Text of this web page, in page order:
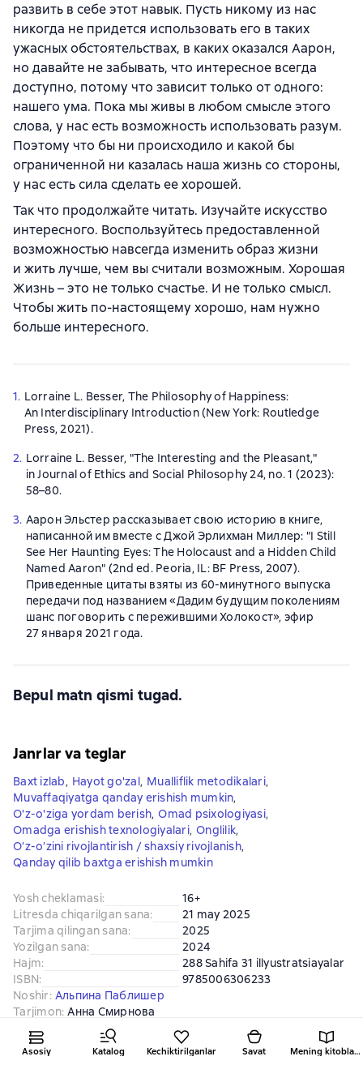
Asosiy Katalog Kechiktirilganlar Savat Mening kitoblarim
развить в себе этот навык. Пусть никому из нас
никогда не придется использовать его в таких
ужасных обстоятельствах, в каких оказался Аарон,
но давайте не забывать, что интересное всегда
доступно, потому что зависит только от одного:
нашего ума. Пока мы живы в любом смысле этого
слова, у нас есть возможность использовать разум.
Поэтому что бы ни происходило и какой бы
ограниченной ни казалась наша жизнь со стороны,
у нас есть сила сделать ее хорошей.
Так что продолжайте читать. Изучайте искусство
интересного. Воспользуйтесь предоставленной
возможностью навсегда изменить образ жизни
и жить лучше, чем вы считали возможным. Хорошая
Жизнь – это не только счастье. И не только смысл.
Чтобы жить по-настоящему хорошо, нам нужно
больше интересного.
1. Lorraine L. Besser, The Philosophy of Happiness:
An Interdisciplinary Introduction (New York: Routledge
Press, 2021).
2. Lorraine L. Besser, "The Interesting and the Pleasant,"
in Journal of Ethics and Social Philosophy 24, no. 1 (2023):
58–80.
3. Аарон Эльстер рассказывает свою историю в книге,
написанной им вместе с Джой Эрлихман Миллер: "I Still
See Her Haunting Eyes: The Holocaust and a Hidden Child
Named Aaron" (2nd ed. Peoria, IL: BF Press, 2007).
Приведенные цитаты взяты из 60-минутного выпуска
передачи под названием «Дадим будущим поколениям
шанс поговорить с пережившими Холокост», эфир
27 января 2021 года.
Bepul matn qismi tugad.
Janrlar va teglar
Baxt izlab, Hayot go'zal, Mualliflik metodikalari,
Muvaffaqiyatga qanday erishish mumkin,
O'z-o'ziga yordam berish, Omad psixologiyasi,
Omadga erishish texnologiyalari, Onglilik,
O’z-o’zini rivojlantirish / shaxsiy rivojlanish,
Qanday qilib baxtga erishish mumkin
Yosh cheklamasi:
16+
Litresda chiqarilgan sana:
21 may 2025
Tarjima qilingan sana:
2025
Yozilgan sana:
2024
Hajm:
288 Sahifa 31 illyustratsiayalar
ISBN:
9785006306233
Noshir: Альпина Паблишер
Tarjimon: Анна Смирнова
Mualliflik huquqi egasi
Альпина Диджитал
Yuklab olish formati
fb2, fb3 , pdf,